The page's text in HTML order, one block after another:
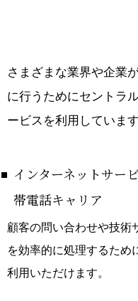
さまざまな業界や企業
に行うためにセントラ
ービスを利用しています
インターネットサー
帯電話キャリア
顧客の問い合わせや技術
を効率的に処理するため
利用いただけます。